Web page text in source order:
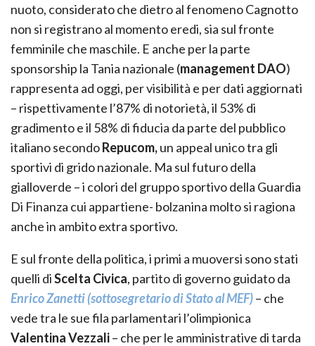
nuoto, considerato che dietro al fenomeno Cagnotto
non si registrano al momento eredi, sia sul fronte
femminile che maschile. E anche per la parte
sponsorship la Tania nazionale (management DAO)
rappresenta ad oggi, per visibilità e per dati aggiornati
– rispettivamente l’87% di notorietà, il 53% di
gradimento e il 58% di fiducia da parte del pubblico
italiano secondoRepucom,un appeal unico tra gli
sportivi di grido nazionale. Ma sul futuro della
gialloverde – i colori del gruppo sportivo della Guardia
Di Finanza cui appartiene- bolzanina molto si ragiona
anche in ambito extra sportivo.
E sul fronte della politica, i primi a muoversi sono stati
quelli diScelta Civica, partito di governo guidato da
Enrico Zanetti (sottosegretario di Stato al MEF)– che
vede tra le sue fila parlamentari l’olimpionica
Valentina Vezzali– che per le amministrative di tarda